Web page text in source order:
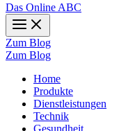
Das Online ABC
Zum Blog
Zum Blog
Home
Produkte
Dienstleistungen
Technik
Gesundheit